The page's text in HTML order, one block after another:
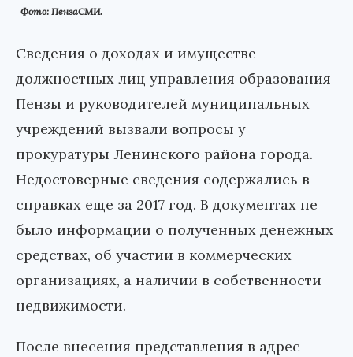
Фото: ПензаСМИ.
Сведения о доходах и имуществе
должностных лиц управления образования
Пензы и руководителей муниципальных
учреждений вызвали вопросы у
прокуратуры Ленинского района города.
Недостоверные сведения содержались в
справках еще за 2017 год. В документах не
было информации о полученных денежных
средствах, об участии в коммерческих
организациях, а наличии в собственности
недвижимости.
После внесения представления в адрес